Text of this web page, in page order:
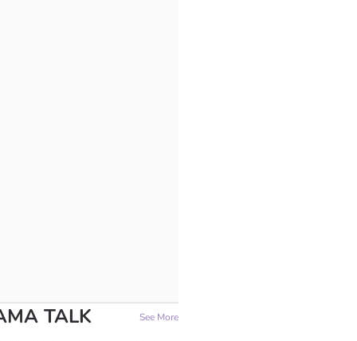
TALK See More